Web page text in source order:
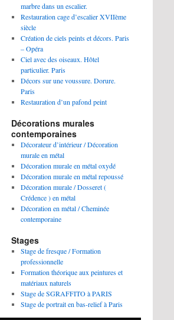
marbre dans un escalier.
Restauration cage d’escalier XVIIème
siècle
Création de ciels peints et décors. Paris
– Opéra
Ciel avec des oiseaux. Hôtel
particulier. Paris
Décors sur une voussure. Dorure.
Paris
Restauration d’un pafond peint
Décorations murales
contemporaines
Décorateur d’intérieur / Décoration
murale en métal
Décoration murale en métal oxydé
Décoration murale en métal repoussé
Décoration murale / Dosseret (
Crédence ) en métal
Décoration en métal / Cheminée
contemporaine
Stages
Stage de fresque / Formation
professionnelle
Formation théorique aux peintures et
matériaux naturels
Stage de SGRAFFITO à PARIS
Stage de portrait en bas-relief à Paris